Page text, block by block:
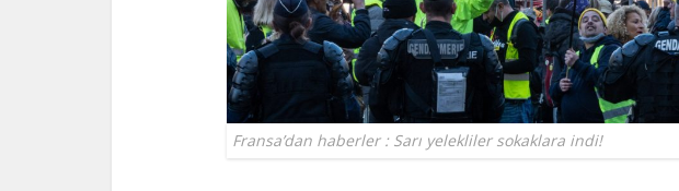
Fransa’dan haberler : Sarı yelekliler sokaklara indi!